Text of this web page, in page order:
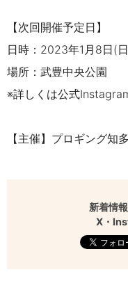
【次回開催予定日】
日時：2023年1月8日(
場所：武豊中央公園
※詳しくは公式
【主催】 プロギング知多
新着情
X・